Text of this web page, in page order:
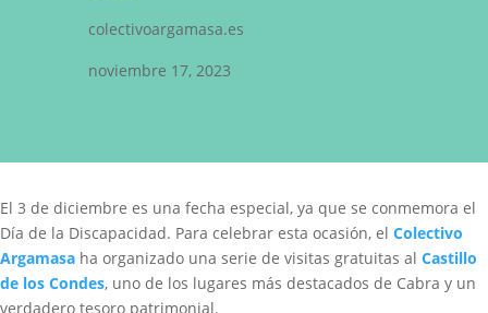
colectivoargamasa.es
noviembre 17, 2023
El 3 de diciembre es una fecha especial, ya que se conmemora el
Día de la Discapacidad. Para celebrar esta ocasión, el Colectivo
Argamasa ha organizado una serie de visitas gratuitas al Castillo
de los Condes, uno de los lugares más destacados de Cabra y un
verdadero tesoro patrimonial.